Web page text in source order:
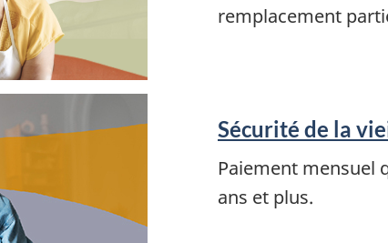
remplacement
Sécurité de la
Paiement mensuel
ans et plus.